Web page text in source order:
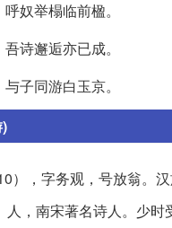
奴举榻临前楹。
诗邂逅亦已成。
子同游白玉京。
），字务观，号放翁。
人，南宋著名诗人。少时